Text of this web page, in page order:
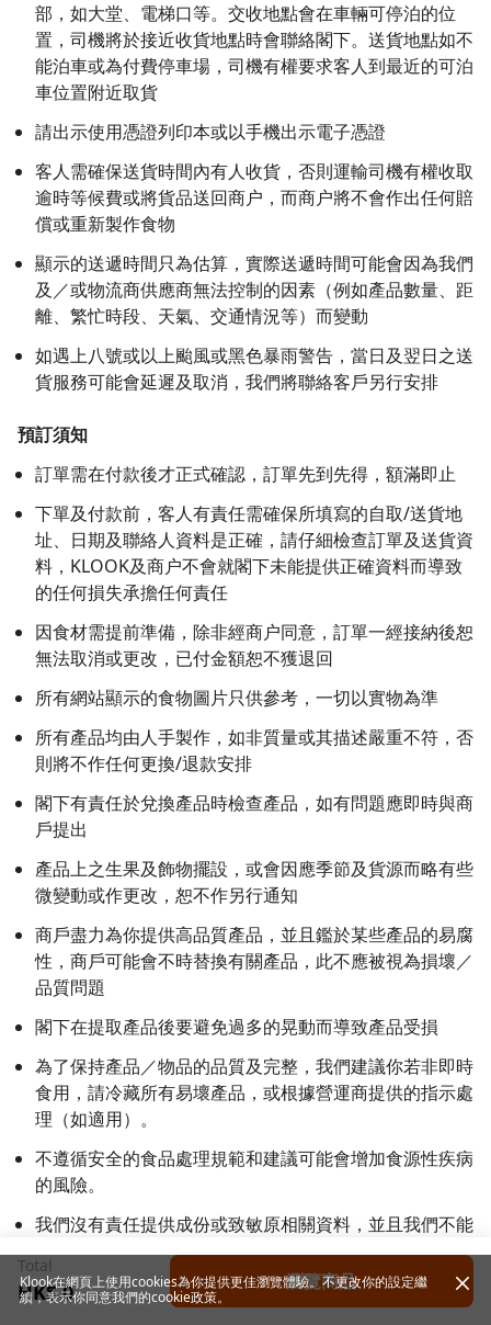
部，如大堂、電梯口等。交收地點會在車輛可停泊的位
置，司機將於接近收貨地點時會聯絡閣下。送貨地點如不
能泊車或為付費停車場，司機有權要求客人到最近的可泊
車位置附近取貨
請出示使用憑證列印本或以手機出示電子憑證
客人需確保送貨時間內有人收貨，否則運輸司機有權收取
逾時等候費或將貨品送回商户，而商户將不會作出任何賠
償或重新製作食物
顯示的送遞時間只為估算，實際送遞時間可能會因為我們
及／或物流商供應商無法控制的因素（例如產品數量、距
離、繁忙時段、天氣、交通情況等）而變動
如遇上八號或以上颱風或黑色暴雨警告，當日及翌日之送
貨服務可能會延遲及取消，我們將聯絡客戶另行安排
預訂須知
訂單需在付款後才正式確認，訂單先到先得，額滿即止
下單及付款前，客人有責任需確保所填寫的自取/送貨地
址、日期及聯絡人資料是正確，請仔細檢查訂單及送貨資
料，KLOOK及商户不會就閣下未能提供正確資料而導致
的任何損失承擔任何責任
因食材需提前準備，除非經商户同意，訂單一經接納後恕
無法取消或更改，已付金額恕不獲退回
所有網站顯示的食物圖片只供參考，一切以實物為準
所有產品均由人手製作，如非質量或其描述嚴重不符，否
則將不作任何更換/退款安排
閣下有責任於兌換產品時檢查產品，如有問題應即時與商
戶提出
產品上之生果及飾物擺設，或會因應季節及貨源而略有些
微變動或作更改，恕不作另行通知
商戶盡力為你提供高品質產品，並且鑑於某些產品的易腐
性，商戶可能會不時替換有關產品，此不應被視為損壞／
品質問題
閣下在提取產品後要避免過多的晃動而導致產品受損
為了保持產品／物品的品質及完整，我們建議你若非即時
食用，請冷藏所有易壞產品，或根據營運商提供的指示處
理（如適用）。
不遵循安全的食品處理規範和建議可能會增加食源性疾病
的風險。
我們沒有責任提供成份或致敏原相關資料，並且我們不能
保證所出售的任何產品／物品都不含致敏原；如果你有食
物敏感、過敏反應或飲食限制和要求，請在購買前聯絡有
關商戶
Total
HK$ 0 瀏覽商品
Klook在網頁上使用cookies為你提供更佳瀏覽體驗。不更改你的設定繼
續，表示你同意我們的cookie政策。